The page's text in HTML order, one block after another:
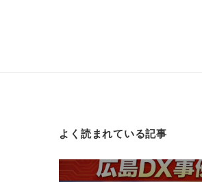
よく読まれている記事